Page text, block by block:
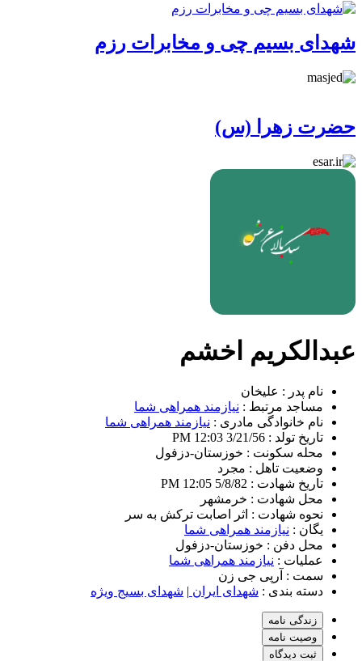
شهدای بسیم چی و مخابرات رزم
حضرت زهرا (س)
عبدالکریم اخشم
نام پدر : علیخان
مساجد مرتبط : نیازمند همراهی شما
نام خانوادگی مادری : نیازمند همراهی شما
تاریخ تولد : 3/21/56 12:03 PM
محله سکونت : خوزستان-دزفول
وضعیت تاهل : مجرد
تاریخ شهادت : 5/8/82 12:05 PM
محل شهادت : خرمشهر
نحوه شهادت : اثر اصابت ترکش به سر
یگان : نیازمند همراهی شما
محل دفن : خوزستان-دزفول
عملیات : نیازمند همراهی شما
سمت : آرپی جی زن
دسته بندی : شهدای ایران | شهدای بسیج ویژه
زندگی نامه
وصیت نامه
ثبت دیدگاه